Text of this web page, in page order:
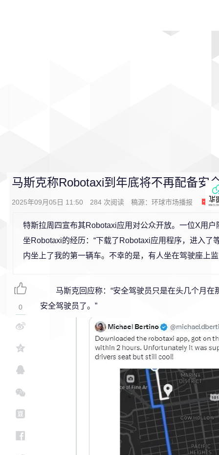
马斯克称Robotaxi到年底将不再配备安
2025年09月05日 11:50 284 次阅读 稿源： 环球市场播报 0
特斯拉周四宣布其Robotaxi应用对公众开放。一位X用户
坐Robotaxi的经历：“下载了Robotaxi应用程序，进入了
内坐上了我的第一辆车。不幸的是，有人坐在驾驶座上
马斯克回应称：“安全驾驶员只是在头几个月
安全驾驶员了。”
0